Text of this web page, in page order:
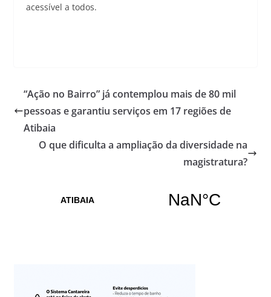
acessível a todos.
“Ação no Bairro” já contemplou mais de 80 mil
pessoas e garantiu serviços em 17 regiões de
Atibaia
O que dificulta a ampliação da diversidade na
magistratura?